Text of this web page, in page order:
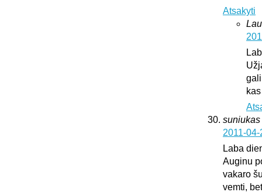
Atsakyti
suniukas
2011-
Laba
Auginu
vakaro
vemti,